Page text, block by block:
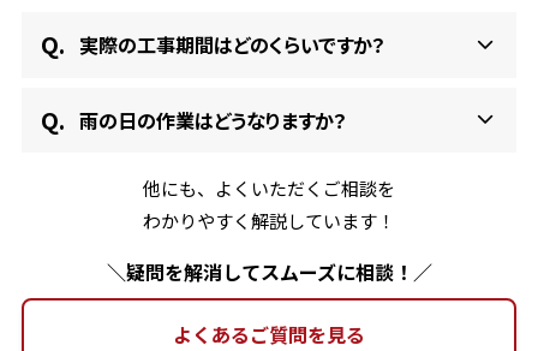
実際の工事期間はどのくらいですか？
雨の日の作業はどうなりますか？
他にも、よくいただくご相談を
わかりやすく解説しています！
＼疑問を解消してスムーズに相談！／
よくあるご質問を見る